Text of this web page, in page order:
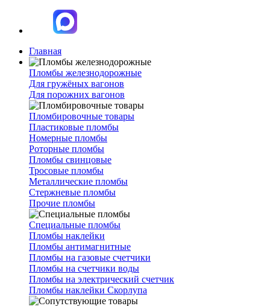
Главная
Пломбы железнодорожные
Для гружёных вагонов
Для порожних вагонов
Пломбировочные товары
Пластиковые пломбы
Номерные пломбы
Роторные пломбы
Пломбы свинцовые
Тросовые пломбы
Металлические пломбы
Стержневые пломбы
Прочие пломбы
Специальные пломбы
Пломбы наклейки
Пломбы антимагнитные
Пломбы на газовые счетчики
Пломбы на счетчики воды
Пломбы на электрический счетчик
Пломбы наклейки Скорлупа